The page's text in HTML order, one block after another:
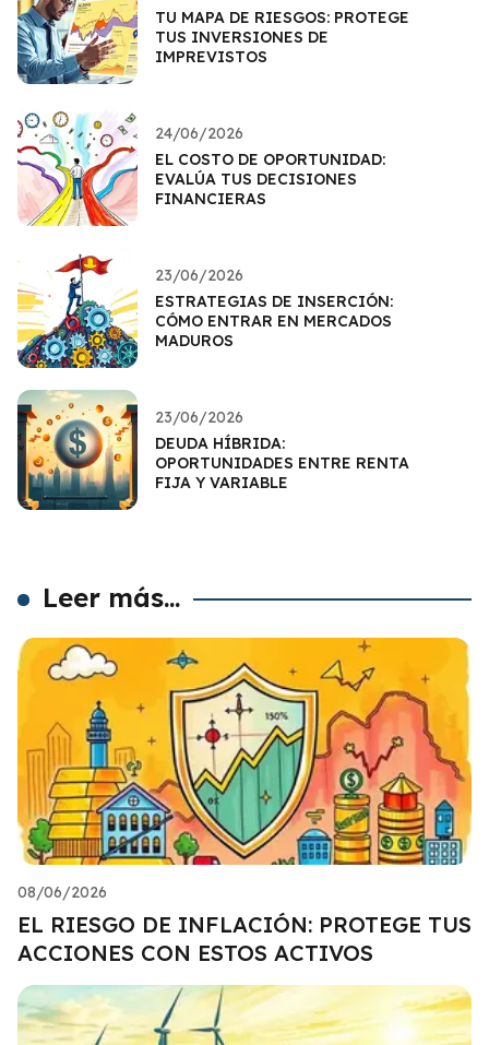
TU MAPA DE RIESGOS: PROTEGE
TUS INVERSIONES DE
IMPREVISTOS
24/06/2026
EL COSTO DE OPORTUNIDAD:
EVALÚA TUS DECISIONES
FINANCIERAS
23/06/2026
ESTRATEGIAS DE INSERCIÓN:
CÓMO ENTRAR EN MERCADOS
MADUROS
23/06/2026
DEUDA HÍBRIDA:
OPORTUNIDADES ENTRE RENTA
FIJA Y VARIABLE
Leer más...
08/06/2026
EL RIESGO DE INFLACIÓN: PROTEGE TUS
ACCIONES CON ESTOS ACTIVOS